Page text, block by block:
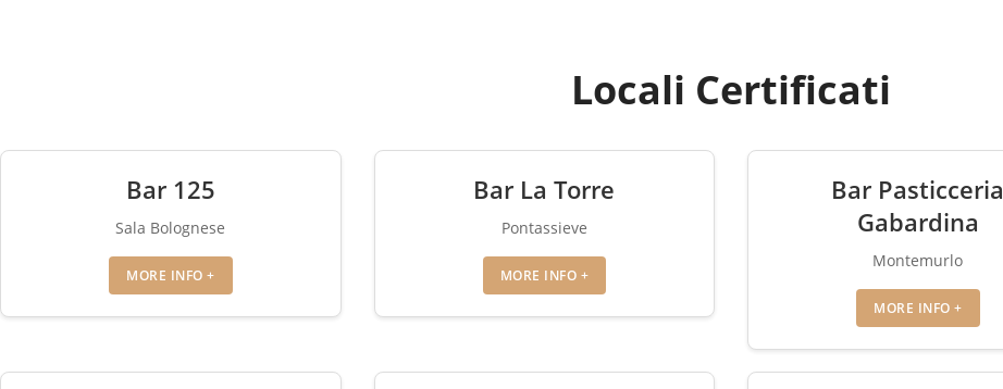
Locali Certificati
Bar 125
Sala Bolognese
MORE INFO +
Bar La Torre
Pontassieve
MORE INFO +
Bar Pasticceria
Gabardina
Montemurlo
MORE INFO +